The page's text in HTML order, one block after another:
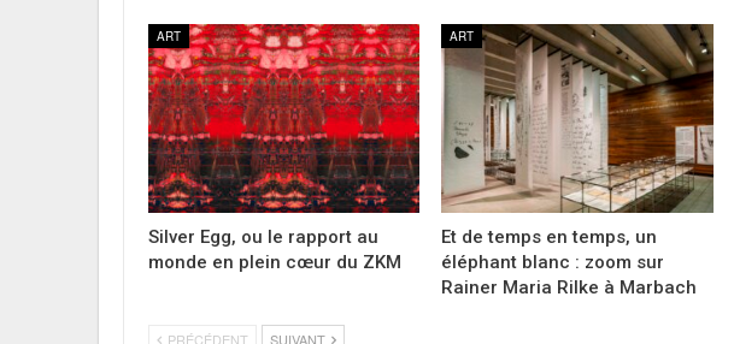
ART
Silver Egg, ou le rapport au
monde en plein cœur du ZKM
ART
Et de temps en temps, un
éléphant blanc : zoom sur
Rainer Maria Rilke à Marbach
PRÉCÉDENT SUIVANT